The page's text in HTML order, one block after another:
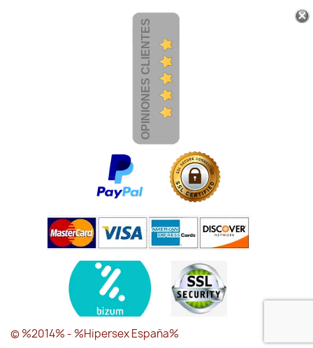
OPINIONES CLIENTES
© %2014% - %Hipersex España%